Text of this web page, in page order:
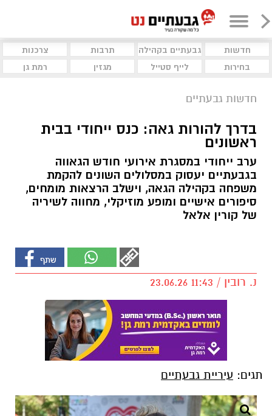
חדשות גבעתיים בקהילה תרבות
צרכנות
בחירות
לייף סטייל מגזין רמת גן
חדשות גבעתיים
בדרך להורות גאה: כנס ייחודי בבית
ראשונים
ערב ייחודי במסגרת אירועי חודש הגאווה
בגבעתיים יעסוק במסלולים השונים להקמת
משפחה בקהילה הגאה, וישלב הרצאות מומחים,
סיפורים אישיים ומופע מוזיקלי, מחווה לשיריה
של קורין אלאל
נ. רובין / 11:43 23.06.26
תגים: עיריית גבעתיים